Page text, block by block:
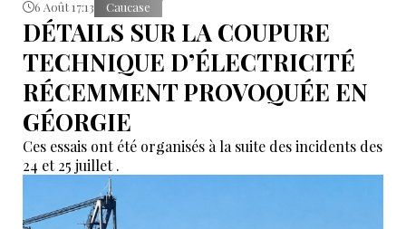
6 Août 17:13 Caucase
DÉTAILS SUR LA COUPURE
TECHNIQUE D’ÉLECTRICITÉ
RÉCEMMENT PROVOQUÉE EN
GÉORGIE
Ces essais ont été organisés à la suite des incidents des
24 et 25 juillet .